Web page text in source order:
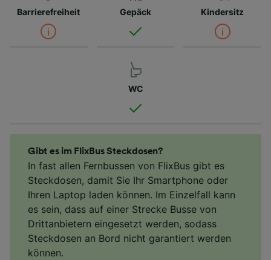
Barrierefreiheit Gepäck Kindersitz
WC
Gibt es im FlixBus Steckdosen?
In fast allen Fernbussen von FlixBus gibt es
Steckdosen, damit Sie Ihr Smartphone oder
Ihren Laptop laden können. Im Einzelfall kann
es sein, dass auf einer Strecke Busse von
Drittanbietern eingesetzt werden, sodass
Steckdosen an Bord nicht garantiert werden
können.